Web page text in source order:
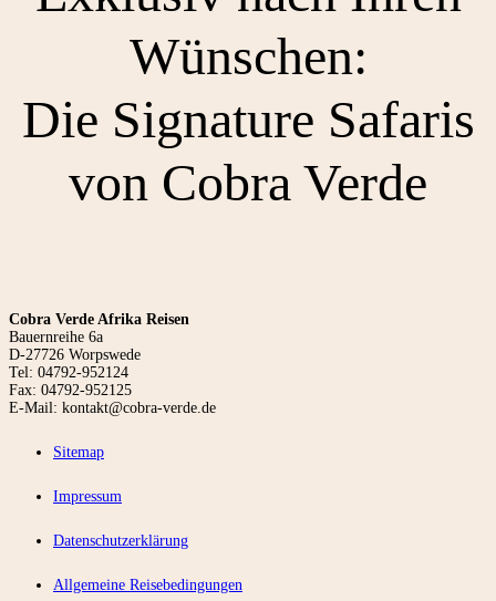
Wünschen:
Die Signature Safaris
von Cobra Verde
Cobra Verde Afrika Reisen
Bauernreihe 6a
D-27726 Worpswede
Tel: 04792-952124
Fax: 04792-952125
E-Mail: kontakt@cobra-verde.de
Sitemap
Impressum
Datenschutzerklärung
Allgemeine Reisebedingungen